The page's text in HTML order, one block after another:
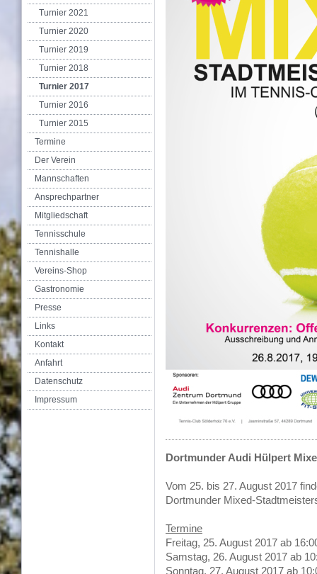
Turnier 2021
Turnier 2020
Turnier 2019
Turnier 2018
Turnier 2017
Turnier 2016
Turnier 2015
Termine
Der Verein
Mannschaften
Ansprechpartner
Mitgliedschaft
Tennisschule
Tennishalle
Vereins-Shop
Gastronomie
Presse
Links
Kontakt
Anfahrt
Datenschutz
Impressum
Dortmunder Audi Hülpert
Vom 25. bis 27. August 2017
Dortmunder Mixed-
Termine
Freitag, 25. August 2017 ab
Samstag, 26. August 2017 ab
Sonntag, 27. August 2017 ab